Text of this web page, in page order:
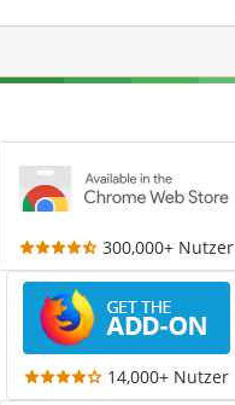
300,000+ Nutzer
14,000+ Nutzer